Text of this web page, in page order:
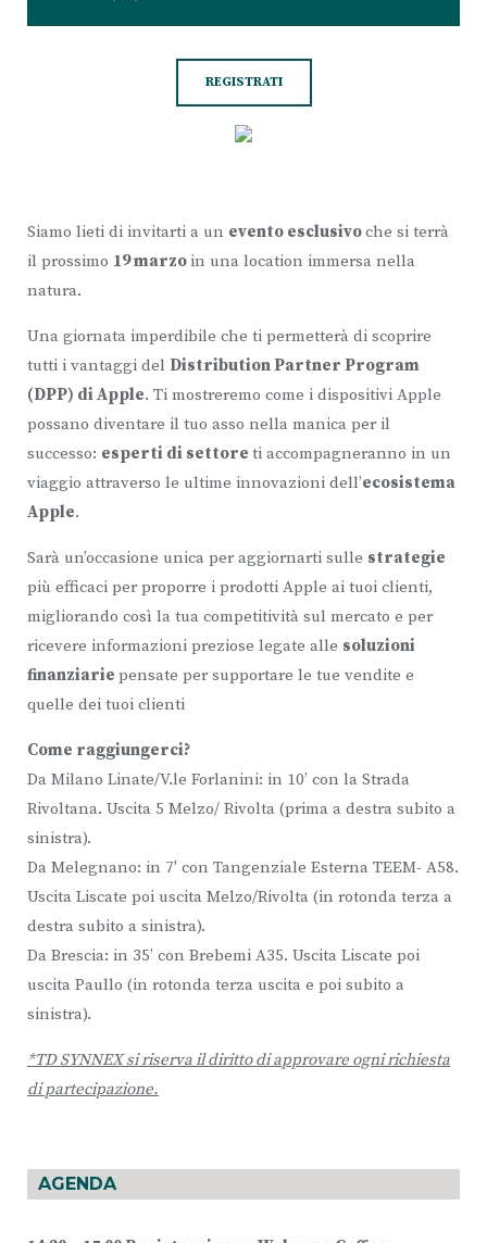
REGISTRATI
Siamo lieti di invitarti a un evento esclusivoche si terrà
il prossimo 19 marzo in una location immersa nella
natura.
Una giornata imperdibile che ti permetterà di scoprire
tutti i vantaggi del Distribution Partner Program
(DPP) di Apple. Ti mostreremo come i dispositivi Apple
possano diventare il tuo asso nella manica per il
successo: esperti di settore ti accompagneranno in un
viaggio attraverso le ultime innovazioni dell’ecosistema
Apple.
Sarà un’occasione unica per aggiornarti sulle strategie
più efficaci per proporre i prodotti Apple ai tuoi clienti,
migliorando così la tua competitività sul mercato e per
ricevere informazioni preziose legate alle soluzioni
finanziarie pensate per supportare le tue vendite e
quelle dei tuoi clienti
Come raggiungerci?
Da Milano Linate/V.le Forlanini: in 10’ con la Strada
Rivoltana. Uscita 5 Melzo/ Rivolta (prima a destra subito a
sinistra).
Da Melegnano: in 7′ con Tangenziale Esterna TEEM- A58.
Uscita Liscate poi uscita Melzo/Rivolta (in rotonda terza a
destra subito a sinistra).
Da Brescia: in 35’ con Brebemi A35. Uscita Liscate poi
uscita Paullo (in rotonda terza uscita e poi subito a
sinistra).
*TD SYNNEX si riserva il diritto di approvare ogni richiesta
di partecipazione.
AGENDA